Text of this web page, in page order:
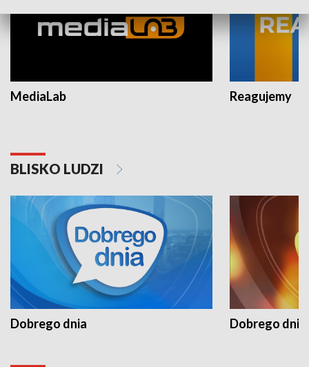
MediaLab Reagujemy
BLISKO LUDZI
Dobrego dnia Dobrego dnia